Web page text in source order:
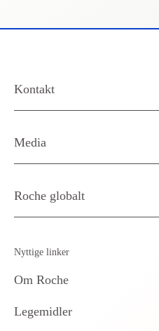
Kontakt
Media
Roche globalt
Nyttige linker
Om Roche
Legemidler